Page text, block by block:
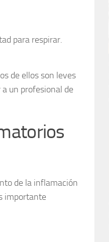
para respirar.
de ellos son leves
un profesional de
de la inflamación
importante